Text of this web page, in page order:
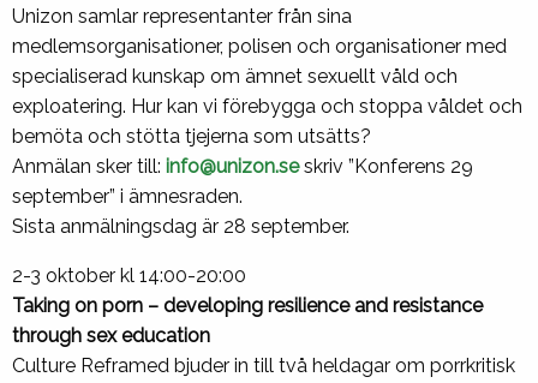
Unizon samlar representanter från sina
medlemsorganisationer, polisen och organisationer med
specialiserad kunskap om ämnet sexuellt våld och
exploatering. Hur kan vi förebygga och stoppa våldet och
bemöta och stötta tjejerna som utsätts?
Anmälan sker till: info@unizon.seskriv ”Konferens 29
september” i ämnesraden.
Sista anmälningsdag är 28 september.
2-3 oktober kl 14:00-20:00
Taking on porn – developing resilience and resistance
through sex education
Culture Reframed bjuder in till två heldagar om porrkritisk